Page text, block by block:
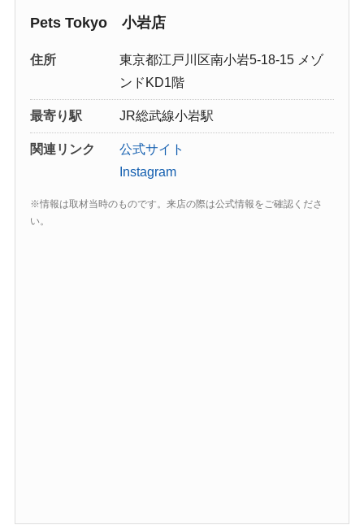
Pets Tokyo 小岩店
住所
東京都江戸川区南小岩5-18-15 メゾ
ンドKD1階
最寄り駅 JR総武線小岩駅
関連リンク
公式サイト
Instagram
※情報は取材当時のものです。来店の際は公式情報をご確認くださ
い。